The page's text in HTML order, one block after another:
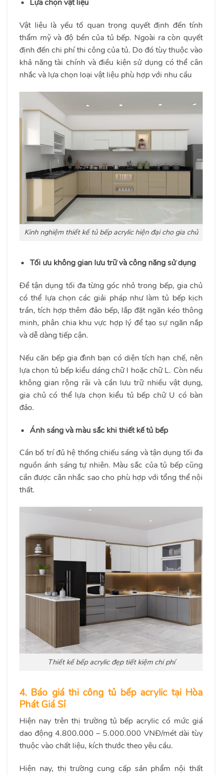
Lựa chọn vật liệu
Vật liệu là yếu tố quan trọng quyết định đến tính
thẩm mỹ và độ bền của tủ bếp. Ngoài ra còn quyết
định đến chi phí thi công của tủ. Do đó tùy thuộc vào
khả năng tài chính và điều kiện sử dụng có thể cân
nhắc và lựa chọn loại vật liệu phù hợp với nhu cầu
Kinh nghiệm thiết kế tủ bếp acrylic hiện đại cho gia chủ
Tối ưu không gian lưu trữ và công năng sử dụng
Để tận dụng tối đa từng góc nhỏ trong bếp, gia chủ
có thể lựa chọn các giải pháp như làm tủ bếp kịch
trần, tích hợp thêm đảo bếp, lắp đặt ngăn kéo thông
minh, phân chia khu vực hợp lý để tạo sự ngăn nắp
và dễ dàng tiếp cận.
Nếu căn bếp gia đình bạn có diện tích hạn chế, nên
lựa chọn tủ bếp kiểu dáng chữ I hoặc chữ L. Còn nếu
không gian rộng rãi và cần lưu trữ nhiều vật dụng,
gia chủ có thể lựa chọn kiểu tủ bếp chữ U có bàn
đảo.
Ánh sáng và màu sắc khi thiết kế tủ bếp
Cần bố trí đủ hệ thống chiếu sáng và tận dụng tối đa
nguồn ánh sáng tự nhiên. Màu sắc của tủ bếp cũng
cần được cân nhắc sao cho phù hợp với tổng thể nội
thất.
Thiết kế bếp acrylic đẹp tiết kiệm chi phí
4. Báo giá thi công tủ bếp acrylic tại Hòa
Phát Giá Sỉ
Hiện nay trên thị trường tủ bếp acrylic có mức giá
dao động 4.800.000 – 5.000.000 VNĐ/mét dài tùy
thuộc vào chất liệu, kích thước theo yêu cầu.
Hiện nay, thị trường cung cấp sản phẩm nội thất